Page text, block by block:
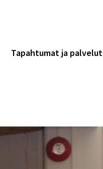
Tapahtumat ja palvelut